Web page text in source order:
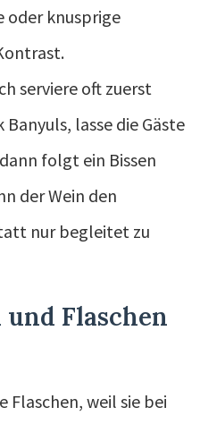
oder knusprige
serviere oft zuerst
lasse die Gäste
folgt ein Bissen
der Wein den
nur begleitet zu
Flaschen
Flaschen, weil sie bei